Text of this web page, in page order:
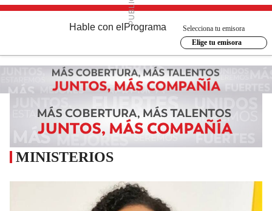
Hable con el Programa
Selecciona tu emisora
Elige tu emisora
MINISTERIOS